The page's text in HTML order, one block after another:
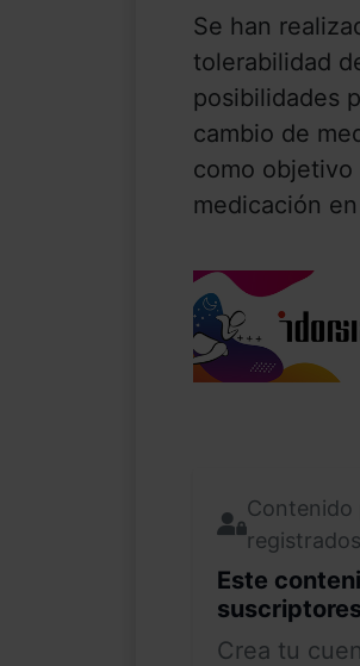
Se han
tolerabilidad
posibilidades
cambio de
como
medicación
Contenido
registrados
Este
Crea tu